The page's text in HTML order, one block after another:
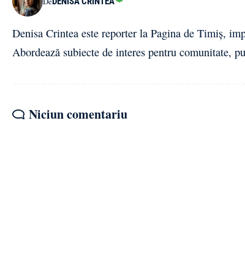
Denisa Crintea este reporter la Pagina de Timiș,
Abordează subiecte de interes pentru comunitate,
Niciun comentariu